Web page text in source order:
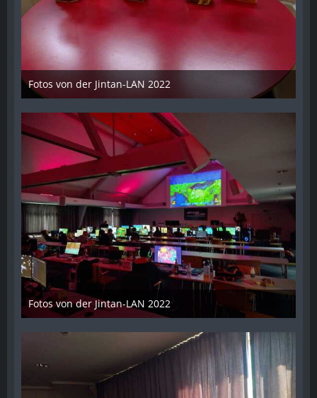
Fotos von der Jintan-LAN 2022
17. Oktober 2022
Fotos von der Jintan-LAN 2022
17. Oktober 2022